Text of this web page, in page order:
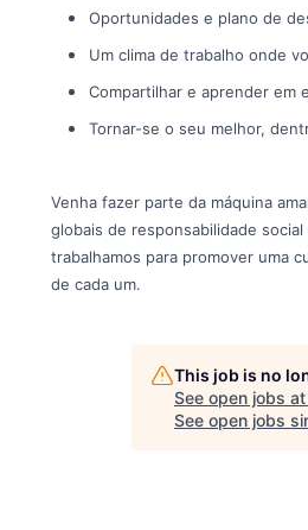
Oportunidades e plano de
Um clima de trabalho onde
Compartilhar e aprender em
Tornar-se o seu melhor,
Venha fazer parte da máquina
globais de responsabilidade
trabalhamos para promover uma
de cada um.
This job is no
See open jobs at
See open jobs